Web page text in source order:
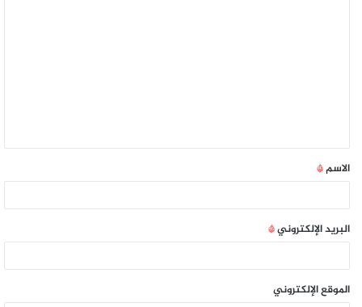
الاسم*
البريد الإلكتروني*
الموقع الإلكتروني